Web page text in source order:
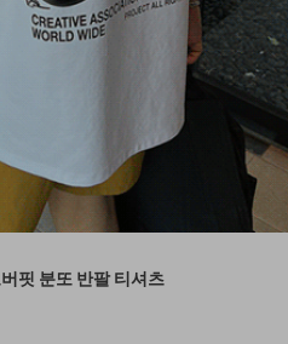
핏 분또 반팔 티셔츠